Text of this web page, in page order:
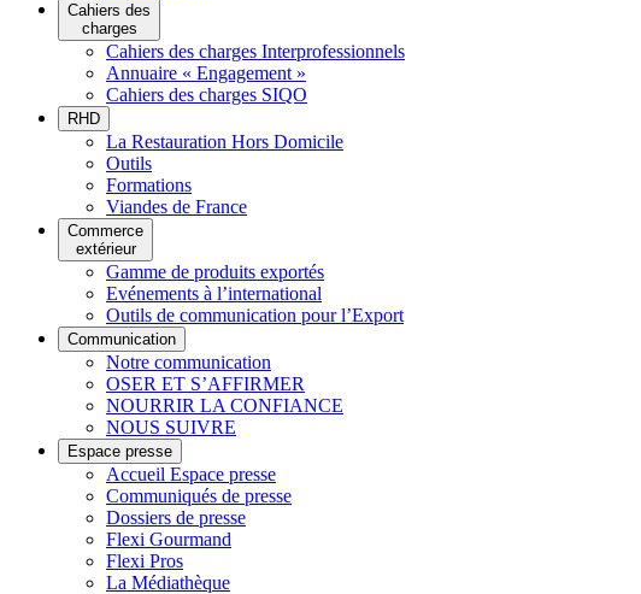
Cahiers des
charges
Cahiers des charges Interprofessionnels
Annuaire « Engagement »
Cahiers des charges SIQO
RHD
La Restauration Hors Domicile
Outils
Formations
Viandes de France
Commerce
extérieur
Gamme de produits exportés
Evénements à l’international
Outils de communication pour l’Export
Communication
Notre communication
OSER ET S’AFFIRMER
NOURRIR LA CONFIANCE
NOUS SUIVRE
Espace presse
Accueil Espace presse
Communiqués de presse
Dossiers de presse
Flexi Gourmand
Flexi Pros
La Médiathèque